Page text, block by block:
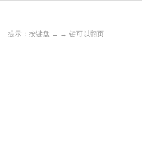
提示：按键盘 ← → 键可以翻页